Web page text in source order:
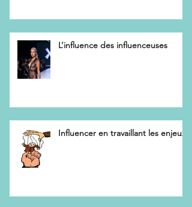
L’influence des influenceuses
Influencer en travaillant les enjeux